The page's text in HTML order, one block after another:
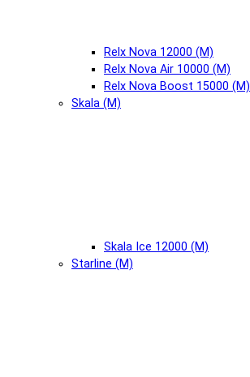
Relx Nova 12000 (М)
Relx Nova Air 10000 (М)
Relx Nova Boost 15000 (М)
Skala (М)
Skala Ice 12000 (М)
Starline (М)